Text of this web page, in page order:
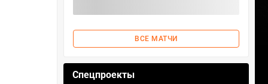
ВСЕ МАТЧИ
Спецпроекты